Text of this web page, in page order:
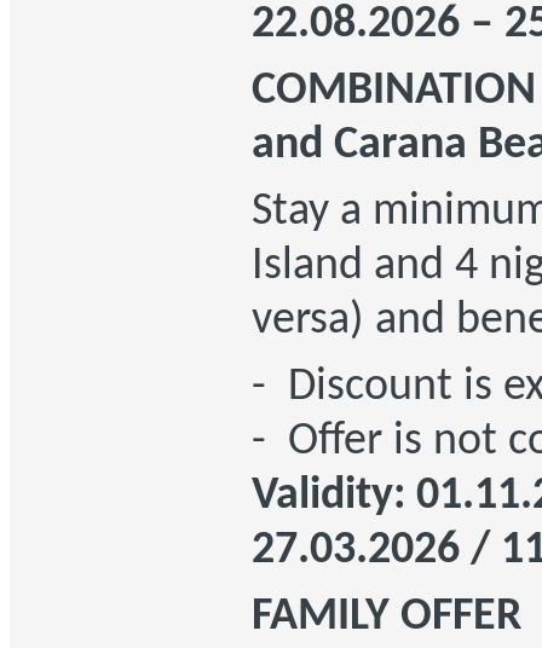
22.08.2026 –
and Carana
Stay a
Island and 4
versa) and
- Discount is
- Offer is not
Validity:
27.03.2026 /
FAMILY OFFER